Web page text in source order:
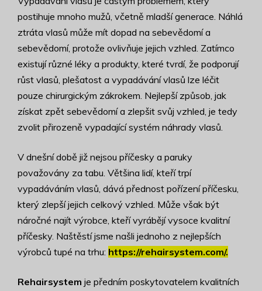
postihuje mnoho mužů, včetně mladší generace. Náhlá
ztráta vlasů může mít dopad na sebevědomí a
sebevědomí, protože ovlivňuje jejich vzhled. Zatímco
existují různé léky a produkty, které tvrdí, že podporují
růst vlasů, plešatost a vypadávání vlasů lze léčit
pouze chirurgickým zákrokem. Nejlepší způsob, jak
získat zpět sebevědomí a zlepšit svůj vzhled, je tedy
zvolit přirozeně vypadající systém náhrady vlasů.
V dnešní době již nejsou příčesky a paruky
považovány za tabu. Většina lidí, kteří trpí
vypadáváním vlasů, dává přednost pořízení příčesku,
který zlepší jejich celkový vzhled. Může však být
náročné najít výrobce, kteří vyrábějí vysoce kvalitní
příčesky. Naštěstí jsme našli jednoho z nejlepších
výrobců tupé na trhu: https://rehairsystem.com/.
Rehairsystem je předním poskytovatelem kvalitních